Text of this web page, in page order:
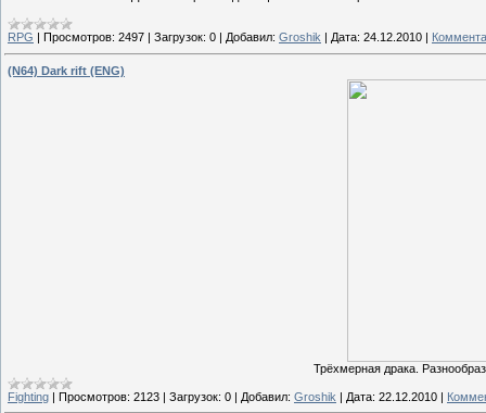
RPG Просмотров: 2497 Загрузок: 0 Добавил: Groshik Дата: 24.12.2010
(N64) Dark rift (ENG)
Трёхмерная драка.
Fighting | Просмотров: 2123 | Загрузок: 0 | Добавил: Groshik | Дата: 22.12.2010 |